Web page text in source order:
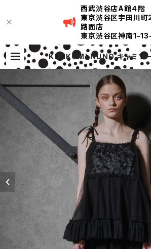
西武渋谷店A館４階
東京渋谷区宇田川町
路面店
東京渋谷区神南1-
KIRIKOMI NUNO キャミソ
RIKOMI